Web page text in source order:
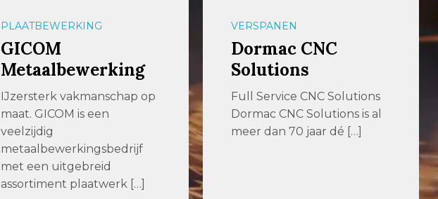
PLAATBEWERKING
GICOM
Metaalbewerking
IJzersterk vakmanschap op
maat. GICOM is een
veelzijdig
metaalbewerkingsbedrijf
met een uitgebreid
assortiment plaatwerk […]
VERSPANEN
Dormac CNC
Solutions
Full Service CNC Solutions
Dormac CNC Solutions is al
meer dan 70 jaar dé […]